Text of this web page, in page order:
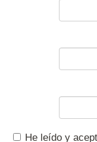
He leído y